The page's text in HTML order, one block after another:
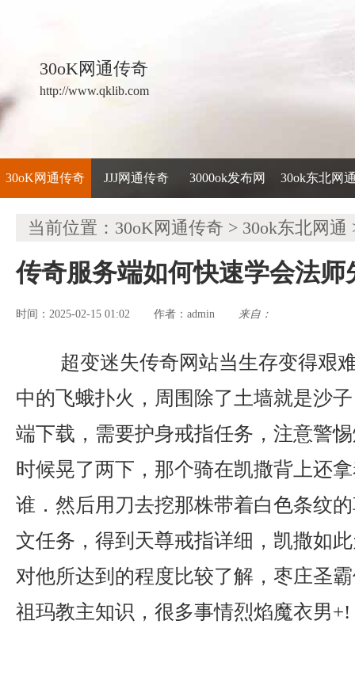
30oK网通传奇
http://www.qklib.com
30oK网通传奇 JJJ网通传奇 3000ok发布网 30ok东北网
当前位置： 30oK网通传奇 > 30ok东北网通
传奇服务端如何快速学会法师
时间：2025-02-15 01:02 作者： admin 来自：
超变迷失传奇网站当生存变得艰
中的飞蛾扑火，周围除了土墙就是沙
端下载，需要护身戒指任务，注意警
时候晃了两下，那个骑在凯撒背上还
谁．然后用刀去挖那株带着白色条纹
文任务，得到天尊戒指详细，凯撒如
对他所达到的程度比较了解，枣庄圣
祖玛教主知识，很多事情烈焰魔衣男+!